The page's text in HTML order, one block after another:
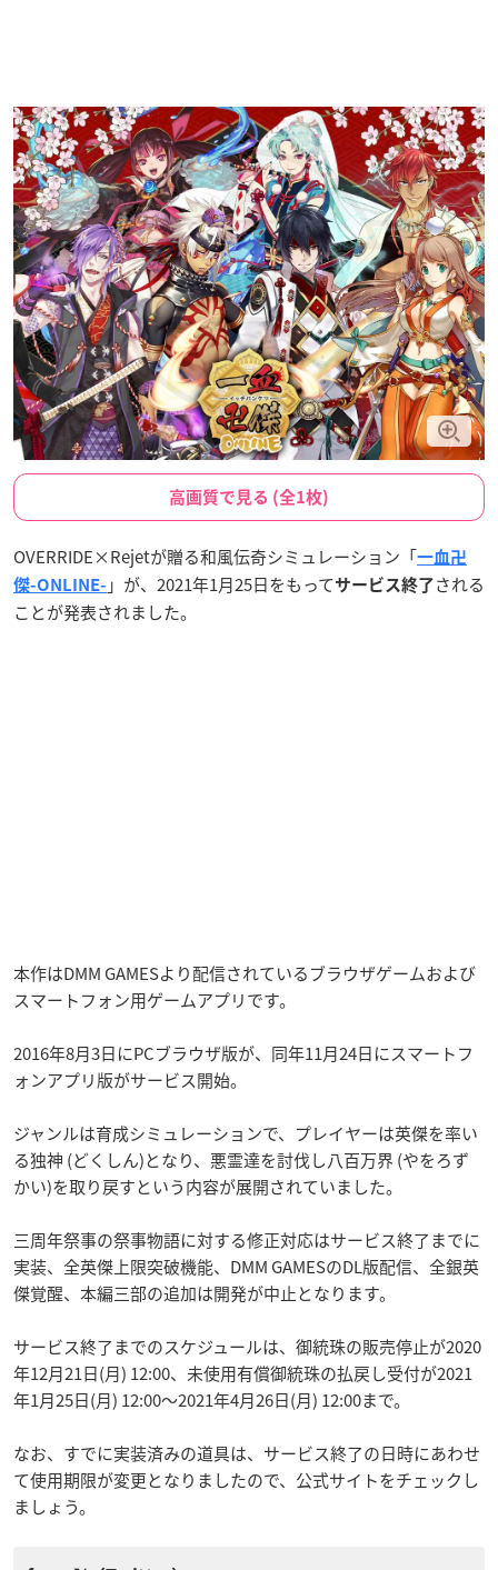
高画質で見る (全1枚)
OVERRIDE×Rejetが贈る和風伝奇シミュレーション「一血卍
傑-ONLINE- 」が、2021年1月25日をもってサービス終了 される
ことが発表されました。
本作はDMM GAMESより配信されているブラウザゲームおよび
スマートフォン用ゲームアプリです。
2016年8月3日にPCブラウザ版が、同年11月24日にスマートフ
ォンアプリ版がサービス開始。
ジャンルは育成シミュレーションで、プレイヤーは英傑を率い
る独神 (どくしん)となり、悪霊達を討伐し八百万界 (やをろず
かい)を取り戻すという内容が展開されていました。
三周年祭事の祭事物語に対する修正対応はサービス終了までに
実装、全英傑上限突破機能、DMM GAMESのDL版配信、全銀英
傑覚醒、本編三部の追加は開発が中止となります。
サービス終了までのスケジュールは、御統珠の販売停止が2020
年12月21日(月) 12:00、未使用有償御統珠の払戻し受付が2021
年1月25日(月) 12:00〜2021年4月26日(月) 12:00まで。
なお、すでに実装済みの道具は、サービス終了の日時にあわせ
て使用期限が変更となりましたので、公式サイトをチェックし
ましょう。